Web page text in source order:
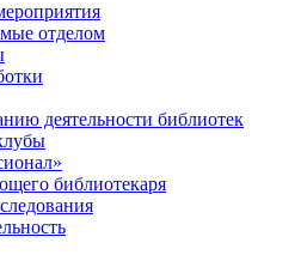
отделом
деятельности библиотек
библиотекаря